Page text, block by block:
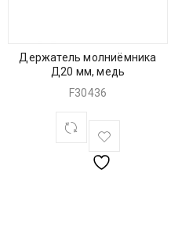
Держатель молниёмника
Д20 мм, медь
F30436